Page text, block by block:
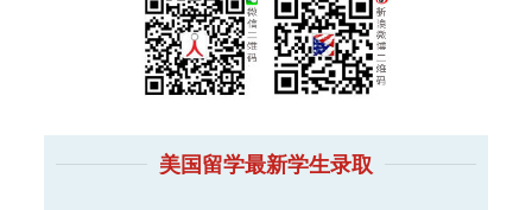
美国留学最新学生录取